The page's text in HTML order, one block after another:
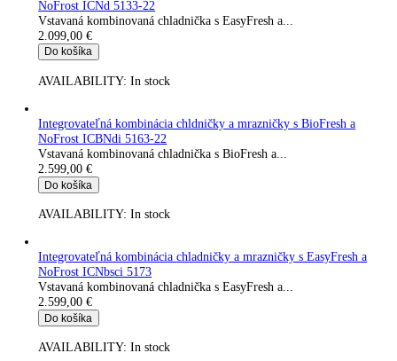
Do košíka
AVAILABILITY:
Voľne stojaca mraznička s NoFrost SFNsdd 526i-22
1.849,00€
Do košíka
AVAILABILITY:
Integrovateľná kombinácia chladničky a mrazničky s
Vstavaná kombinovaná chladnička s EasyFresh a...
2.099,00€
Do košíka
AVAILABILITY: